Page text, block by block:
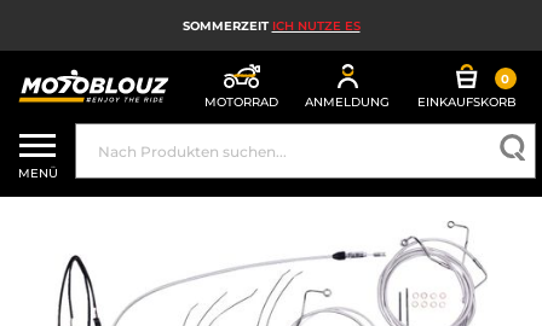
SOMMERZEIT ICH NUTZE ES
MOTORRAD ANMELDUNG
0
EINKAUFSKORB
MOTORRADHELM
MOTORRADAUSRÜSTUNG FÜR HERREN
MOTORRADAUSRÜSTUNG FÜR DAMEN
MX, ENDURO UND TRAIL
MENÜ